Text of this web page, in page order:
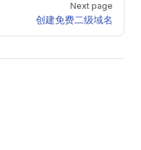
Next page
创建免费二级域名